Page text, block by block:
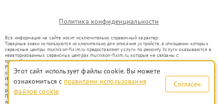
Политика конфиденциальности
Вся информация на сайте носит исключительно справочный характер.
Товарные знаки используются исключительно для описания устройств, в отношении которых
сервисные центры mur.nikon-fixim.ru предоставляют услуги по ремонту. Услуги оказываются в
неавторизованных сервисных центрах mur.nikon-fixim.ru, которые не связаны с
правообладателями товарных знаков или их официальными представителями.
Ремонт осуществляется для устройств, уже введенных в гражданский оборот в соответствии
со статьей 1487 ГК РФ.
Использование товарных знаков не преследует цели индивидуализации услуг или введения
потребителей в заблуждение, а служит для информирования о предоставляемых услугах по
ремонту техники указанных брендов.
Представленная на сайте информация не является публичной офертой, определяемой
положениями Статьи 437(2) Гражданского кодекса РФ
Этот сайт использует файлы cookie. Вы можете
ознакомиться с правилами использования
файлов cookie
Согласен